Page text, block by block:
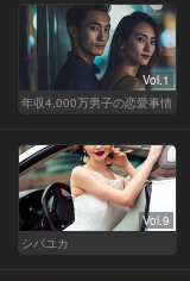
Vol.1
年収4,000万男子の恋愛事情
Vol.9
シバユカ